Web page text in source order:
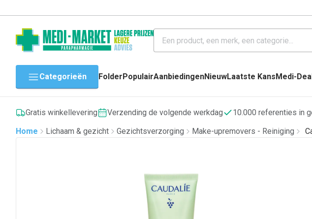
Categorieën FolderPopulairAanbiedingenNieuwLaatste KansMedi-
Gratis winkellevering Verzending de volgende werkdag 10.000 referenties in
Home
Lichaam & gezicht Gezichtsverzorging Make-upremovers - Reiniging